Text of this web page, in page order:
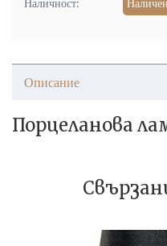
Наличност: Наличен
Описание
Порцеланова